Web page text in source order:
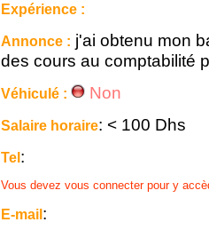
Expérience :
Annonce : j'ai obtenu mon
des cours au comptabilité
Véhiculé : Non
Salaire horaire: < 100 Dhs
Tel:
Vous devez vous connecter pour y
E-mail: